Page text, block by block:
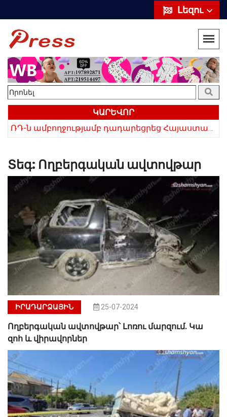
Լեզու
ԿԱՐԵՎՈՐ
Տեգ: Ողբերգական ավտովթար
ԻՐԱԴԱՐՁԱՅԻՆ 25-07-2024
Ողբերգական ավտովթար՝ Լոռու մարզում. Կա
զոհ և վիրավորներ